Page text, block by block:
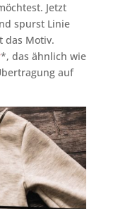
Jetzt
spurst Linie
das Motiv.
*, das ähnlich wie
auf